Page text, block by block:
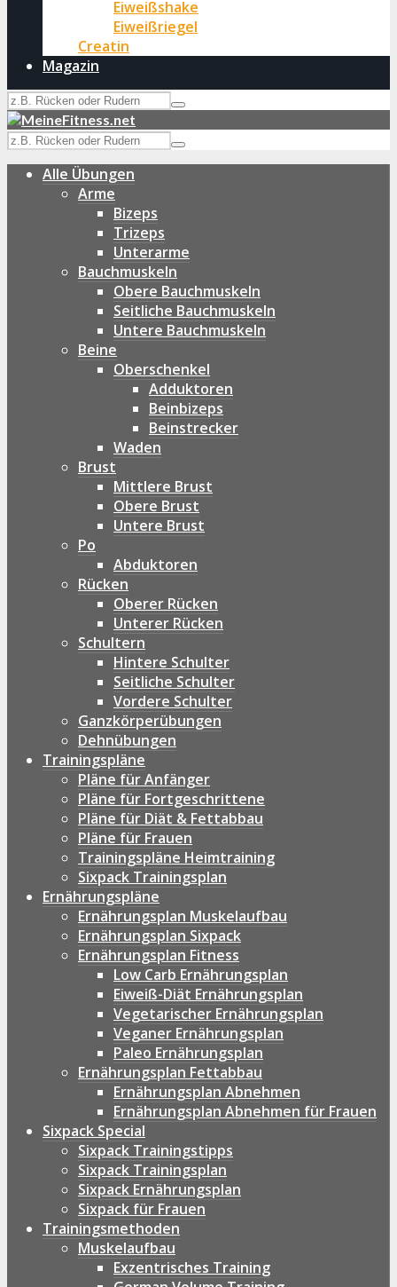
Eiweißshake
Eiweißriegel
Creatin
Magazin
Alle Übungen
Arme
Bizeps
Trizeps
Unterarme
Bauchmuskeln
Obere Bauchmuskeln
Seitliche Bauchmuskeln
Untere Bauchmuskeln
Beine
Oberschenkel
Adduktoren
Beinbizeps
Beinstrecker
Waden
Brust
Mittlere Brust
Obere Brust
Untere Brust
Po
Abduktoren
Rücken
Oberer Rücken
Unterer Rücken
Schultern
Hintere Schulter
Seitliche Schulter
Vordere Schulter
Ganzkörperübungen
Dehnübungen
Trainingspläne
Pläne für Anfänger
Pläne für Fortgeschrittene
Pläne für Diät & Fettabbau
Pläne für Frauen
Trainingspläne Heimtraining
Sixpack Trainingsplan
Ernährungspläne
Ernährungsplan Muskelaufbau
Ernährungsplan Sixpack
Ernährungsplan Fitness
Low Carb Ernährungsplan
Eiweiß-Diät Ernährungsplan
Vegetarischer Ernährungsplan
Veganer Ernährungsplan
Paleo Ernährungsplan
Ernährungsplan Fettabbau
Ernährungsplan Abnehmen
Ernährungsplan Abnehmen für Frauen
Sixpack Special
Sixpack Trainingstipps
Sixpack Trainingsplan
Sixpack Ernährungsplan
Sixpack für Frauen
Trainingsmethoden
Muskelaufbau
Exzentrisches Training